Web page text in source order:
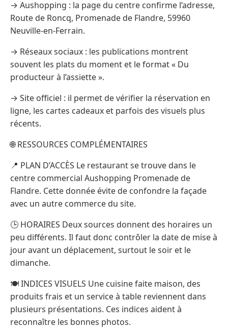
→ Aushopping : la page du centre confirme l’adresse,
Route de Roncq, Promenade de Flandre, 59960
Neuville-en-Ferrain.
→ Réseaux sociaux : les publications montrent
souvent les plats du moment et le format « Du
producteur à l’assiette ».
→ Site officiel : il permet de vérifier la réservation en
ligne, les cartes cadeaux et parfois des visuels plus
récents.
🌐 RESSOURCES COMPLÉMENTAIRES
📍 PLAN D’ACCÈS Le restaurant se trouve dans le
centre commercial Aushopping Promenade de
Flandre. Cette donnée évite de confondre la façade
avec un autre commerce du site.
🕒 HORAIRES Deux sources donnent des horaires un
peu différents. Il faut donc contrôler la date de mise à
jour avant un déplacement, surtout le soir et le
dimanche.
🍽️ INDICES VISUELS Une cuisine faite maison, des
produits frais et un service à table reviennent dans
plusieurs présentations. Ces indices aident à
reconnaître les bonnes photos.